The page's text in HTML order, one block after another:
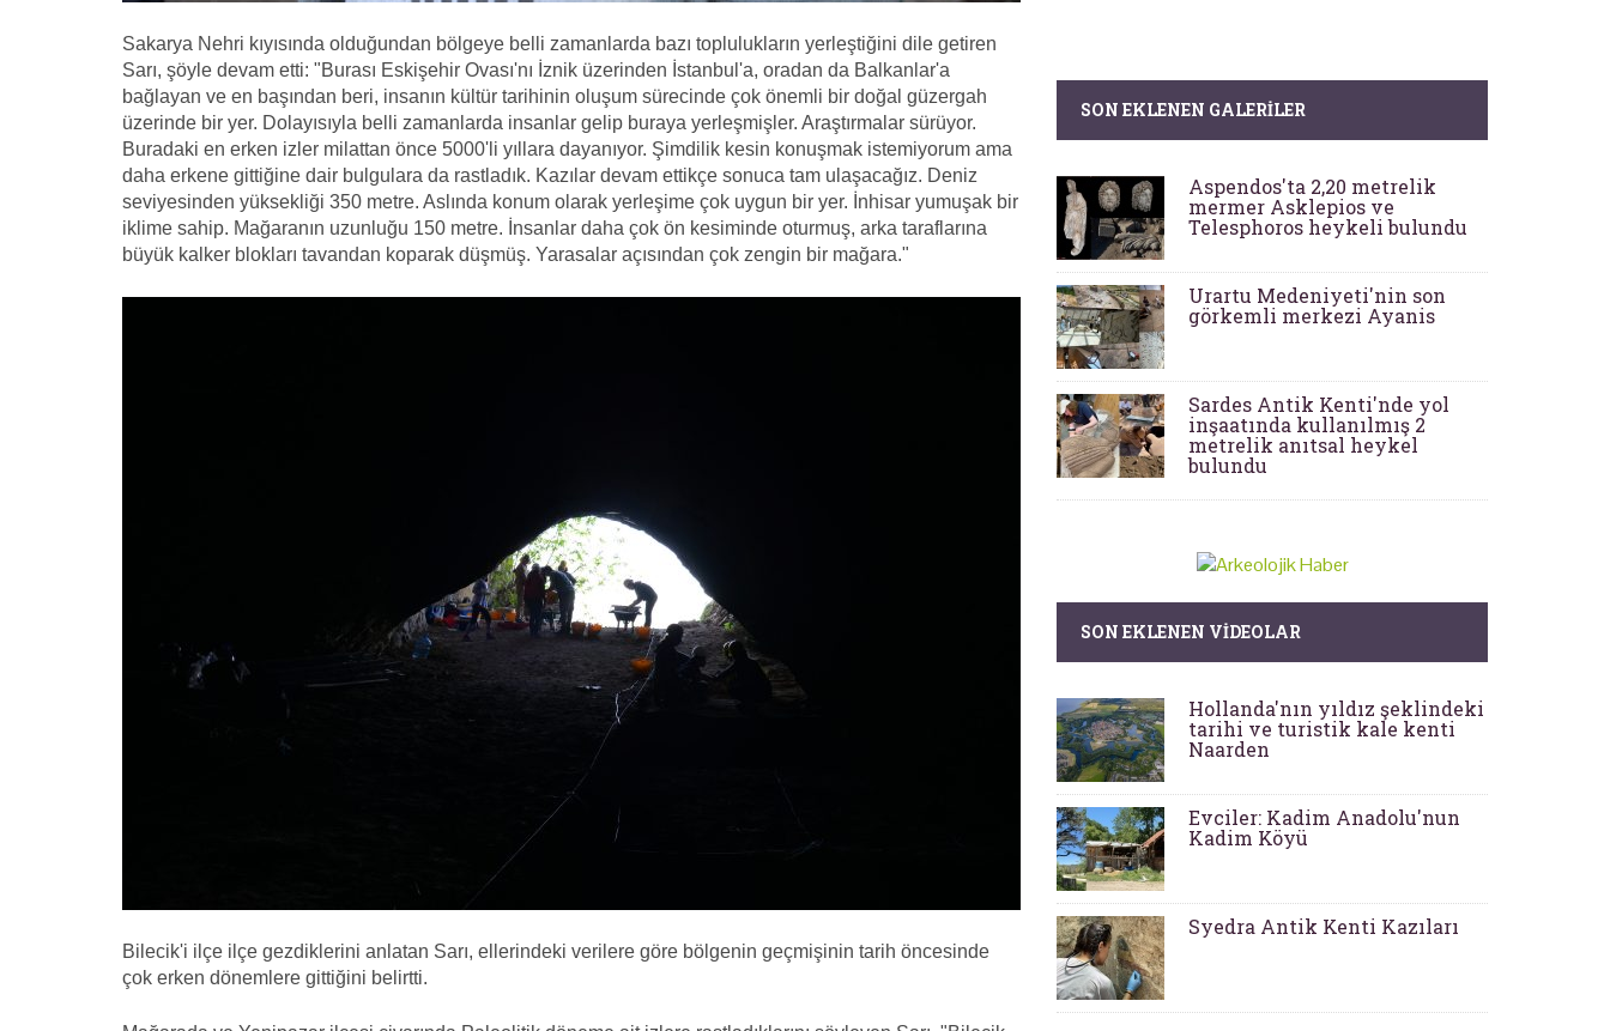
Sakarya Nehri kıyısında olduğundan bölgeye belli zamanlarda bazı toplulukların yerleştiğini dile getiren
Sarı, şöyle devam etti: "Burası Eskişehir Ovası'nı İznik üzerinden İstanbul'a, oradan da Balkanlar'a
bağlayan ve en başından beri, insanın kültür tarihinin oluşum sürecinde çok önemli bir doğal güzergah
üzerinde bir yer. Dolayısıyla belli zamanlarda insanlar gelip buraya yerleşmişler. Araştırmalar sürüyor.
Buradaki en erken izler milattan önce 5000'li yıllara dayanıyor. Şimdilik kesin konuşmak istemiyorum ama
daha erkene gittiğine dair bulgulara da rastladık. Kazılar devam ettikçe sonuca tam ulaşacağız. Deniz
seviyesinden yüksekliği 350 metre. Aslında konum olarak yerleşime çok uygun bir yer. İnhisar yumuşak bir
iklime sahip. Mağaranın uzunluğu 150 metre. İnsanlar daha çok ön kesiminde oturmuş, arka taraflarına
büyük kalker blokları tavandan koparak düşmüş. Yarasalar açısından çok zengin bir mağara."
Bilecik'i ilçe ilçe gezdiklerini anlatan Sarı, ellerindeki verilere göre bölgenin geçmişinin tarih öncesinde
çok erken dönemlere gittiğini belirtti.
SON EKLENEN GALERILER
Aspendos'ta 2,20 metrelik
mermer Asklepios ve
Telesphoros heykeli bulundu
Urartu Medeniyeti'nin son
görkemli merkezi Ayanis
Sardes Antik Kenti'nde yol
inşaatında kullanılmış 2
metrelik anıtsal heykel
bulundu
SON EKLENEN VIDEOLAR
Hollanda'nın yıldız şeklindeki
tarihi ve turistik kale kenti
Naarden
Evciler: Kadim Anadolu'nun
Kadim Köyü
Syedra Antik Kenti Kazıları